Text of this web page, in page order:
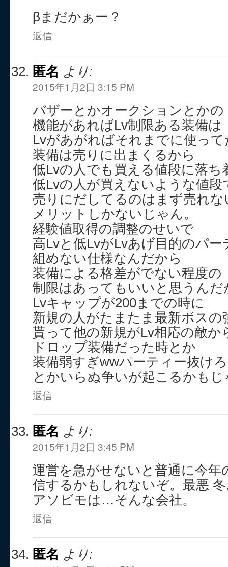
βまだかぁー？
返信
匿名 より:
2015年1月2日 3:15 PM
バザーとかオークションとかの
機能があればLv制限ある装備は
Lvがあがればそれまでに使って
装備は売りに出まくるから
低Lvの人でも買える値段に落ち
低Lvの人が買えないような値段
売りにだしてるのはまず売れな
メリットしかないじゃん。
経験値取得の調整のせいで
高Lvと低LvがLvあげ目的のパー
組めない仕様なんだから
装備による格差がでない程度の
制限はあってもいいと思うんだ
Lvキャップが200までの時に
新規の人がたまたま最新ボスの
貰って他の新規がLv相応の敵か
ドロップ装備だった時とか
装備弱すぎwwパーティー抜け
とかいらぬ争いが起こるかもじ
返信
匿名 より:
2015年1月2日 3:45 PM
運営を急がせないと普通に今年
信するかもしれないぞ。最悪
アソビモは…そんな会社。
返信
匿名 より: